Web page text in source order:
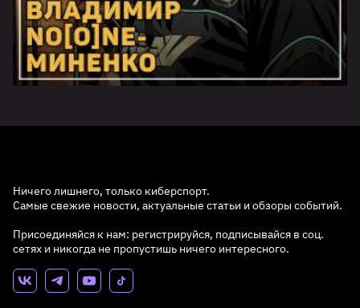
Ничего лишнего, только киберспорт.
Самые свежие новости, актуальные статьи и обзоры событий.
Присоединяйся к нам: регистрируйся, подписывайся в соц.
сетях и никогда не пропустишь ничего интересного.